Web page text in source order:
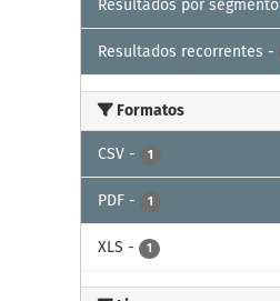
Resultados por segmento
Resultados recorrentes -
Formatos
CSV - 1
PDF - 1
XLS - 1